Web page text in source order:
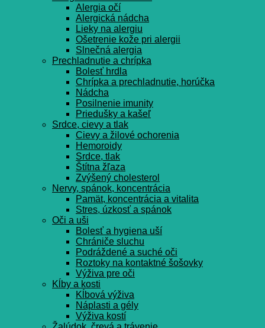
Alergia očí
Alergická nádcha
Lieky na alergiu
Ošetrenie kože pri alergii
Slnečná alergia
Prechladnutie a chrípka
Bolesť hrdla
Chrípka a prechladnutie, horúčka
Nádcha
Posilnenie imunity
Priedušky a kašeľ
Srdce, cievy a tlak
Cievy a žilové ochorenia
Hemoroidy
Srdce, tlak
Štítna žľaza
Zvýšený cholesterol
Nervy, spánok, koncentrácia
Pamät, koncentrácia a vitalita
Stres, úzkosť a spánok
Oči a uši
Bolesť a hygiena uší
Chrániče sluchu
Podráždené a suché oči
Roztoky na kontaktné šošovky
Výživa pre oči
Kĺby a kosti
Kĺbová výživa
Náplasti a gély
Výživa kostí